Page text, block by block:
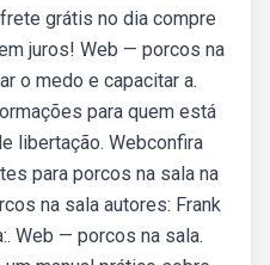
grátis no dia compre
juros! Web — porcos na
o medo e capacitar a.
para quem está
libertação. Webconfira
para porcos na sala na
na sala autores: Frank
Web — porcos na sala.